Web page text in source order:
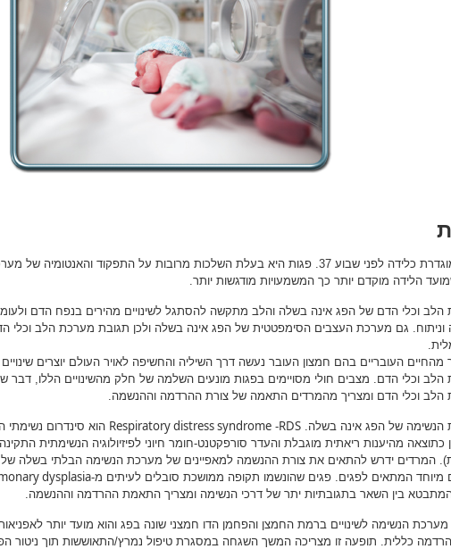
פגות מוגדרת כלידה לפני שבוע 37. פגות היא בעלת השלכות מרובות על התפקוד
הלידה מוקדם יותר כך המשמעויות מודגשות יותר.
הלב וכלי הדם של הפג אינה בשלה והלב מתקשה להסתגל לשינויים מהירים בנפח הדם
גם מערכת העצבים הסימפטטית של הפג אינה בשלה ולכן תגובת מערכת הלב וכלי
העובריים בהם חמצון העובר נעשה דרך השיליה והחשיפה לאויר העולם יוצרים שינויים
וכלי הדם. מצבים חולי מסויימים בפגות מונעים השלמה של חלק מהשינויים הללו, דבר
הלב וכלי הדם ומצריך מהמרדים התאמה של צורת ההרדמה וההנשמה.
הנשימה של הפג אינה בשלה. RDS
-
Respiratory distress syndrome הוא סינדרום
כתוצאה מהיענות ריאתית מוגבלת והעדר סורפקטנט-חומר חיוני לפיזיולוגיה הנשימתית
המרדים ידרש להתאים את צורת ההנשמה למאפיינים של מערכת הנשימה הבלתי בשלה של
המתאים לפגים. פגים שהונשמו תקופה ממושכת סובלים לעיתים מ-dysplasia
המתבטא בין השאר בתגובתיות יתר של דרכי הנשימה ומצריך התאמת ההרדמה וההנשמה.
הנשימה לשינויים ברמת החמצן והפחמן הדו חמצני שונה בפג והוא מועד יותר
כללית. תופעה זו מצריכה המשך השגחה במסגרת טיפול נמרץ/התאוששות תוך ניטור